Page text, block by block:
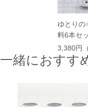
ゆとりの
料6本セ
うゆ/いろ
だれ/かつ
メ/鶏がら
3,380円
一緒におすす